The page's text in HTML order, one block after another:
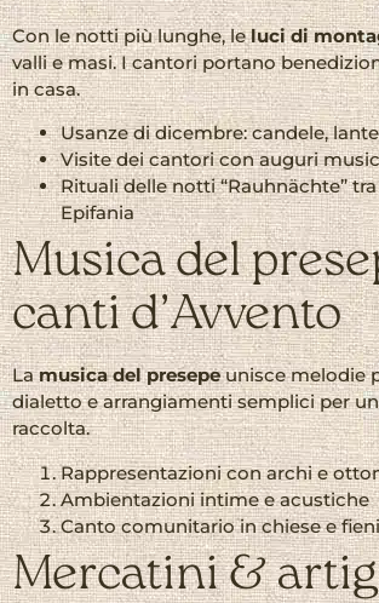
Con le notti più lunghe, leluci di
valli e masi. I cantori portano
in casa.
Usanze di dicembre: candele,
Visite dei cantori con auguri
Rituali delle notti “Rauhnächte”
Epifania
Musica del
canti d’Avvento
Lamusica del presepeunisce melodie
dialetto e arrangiamenti semplici per
raccolta.
Rappresentazioni con archi e
Ambientazioni intime e acustiche
Canto comunitario in chiese e
Mercatini &